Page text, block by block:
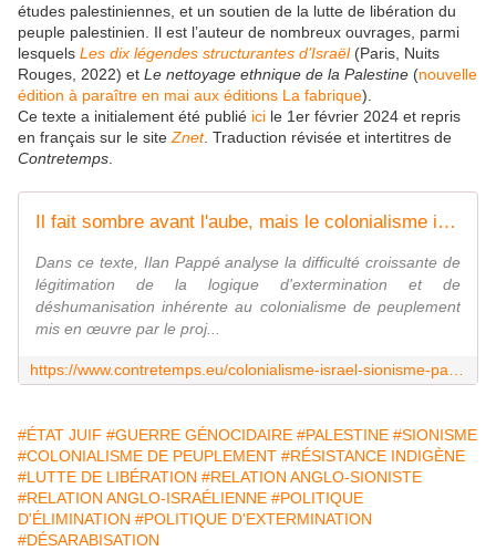
études palestiniennes, et un soutien de la lutte de libération du
peuple palestinien. Il est l’auteur de nombreux ouvrages, parmi
lesquels L es dix légendes structurantes d’Israël(Paris, Nuits
Rouges, 2022) et Le nettoyage ethnique de la Palestine (nouvelle
édition à paraître en mai aux éditions La fabrique).
Ce texte a initialement été publié ici le 1er février 2024 et repris
en français sur le site Znet. Traduction révisée et intertitres de
Contretemps
Il fait sombre avant l'aube, mais le colonialisme israélien touche à sa fin
Dans ce texte, Ilan Pappé analyse la difficulté croissante de
légitimation de la logique d'extermination et de
déshumanisation inhérente au colonialisme de peuplement
mis en œuvre par le proj...
#ÉTAT JUIF #GUERRE GÉNOCIDAIRE #PALESTINE #SIONISME
#COLONIALISME DE PEUPLEMENT #RÉSISTANCE INDIGÈNE
#LUTTE DE LIBÉRATION #RELATION ANGLO-SIONISTE
#RELATION ANGLO-ISRAÉLIENNE #POLITIQUE
D'ÉLIMINATION #POLITIQUE D'EXTERMINATION
#DÉSARABISATION